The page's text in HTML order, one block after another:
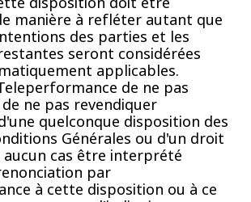
manière à refléter autant que
des parties et les
seront considérées
applicables.
de ne pas
ne pas revendiquer
quelconque disposition des
Générales ou d'un droit
aucun cas être interprété
par
à cette disposition ou à ce